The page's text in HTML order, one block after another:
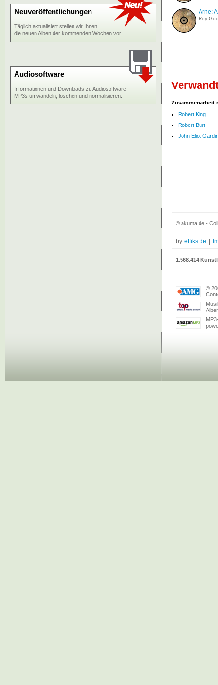
Arne:
Roy
Zusammenarbeit
Robert King
Robert Burt
John Eliot
Neuveröffentlichungen
Täglich aktualisiert stellen wir Ihnen
die neuen Alben der kommenden Wochen vor.
Audiosoftware
Informationen und Downloads zu Audiosoftware,
MP3s umwandeln, löschen und normalisieren.
© akuma.de -
by effiks.de
1.568.414
©